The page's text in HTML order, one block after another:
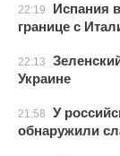
22:19
Испания
границе с
22:13
Украине
21:58
У
обнаружили